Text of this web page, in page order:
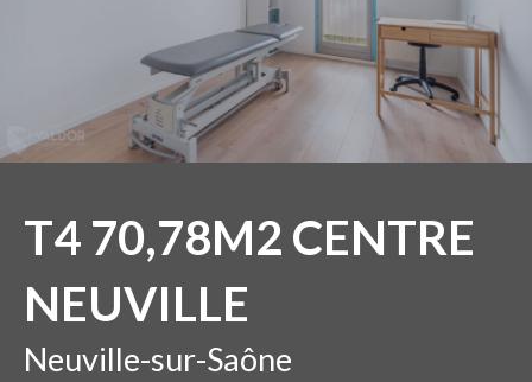
T4 70,78M2 CENTRE
NEUVILLE
Neuville-sur-Saône